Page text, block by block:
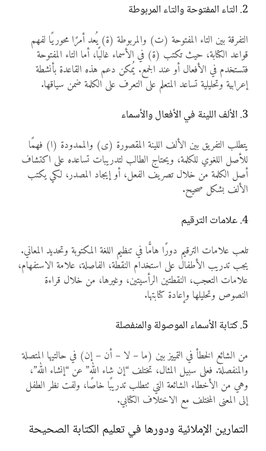
2. التاء المفتوحة والتاء المربوطة
التفرقة بين التاء المفتوحة (ت) والمربوطة (ة) يُعد أمرًا محوريًا لفهم
قواعد الكتابة، حيث تكتب (ة) في الأسماء غالبًا، أما التاء المفتوحة
فتستخدم في الأفعال أو عند الجمع. يُمكن دعم هذه القاعدة بأنشطة
إعرابية وتحليلية تساعد المتعلم على التعرف على الكلمة ضمن سياقها.
3. الألف اللينة في الأفعال والأسماء
يتطلب التفريق بين الألف اللينة المقصورة (ى) والممدودة (ا) فهمًا
للأصل اللغوي للكلمة، ويحتاج الطالب لتدريبات تساعده على اكتشاف
أصل الكلمة من خلال تصريف الفعل، أو إيجاد المصدر، لكي يكتب
الألف بشكل صحيح.
4. علامات الترقيم
تلعب علامات الترقيم دورًا هامًّا في تنظيم اللغة المكتوبة وتحديد المعاني.
يجب تدريب الأطفال على استخدام النقطة، الفاصلة، علامة الاستفهام،
علامات التعجب، النقطتين الرأسيتين، وغيرها، من خلال قراءة
النصوص وتحليلها وإعادة كتابتها.
5. كتابة الأسماء الموصولة والمنفصلة
من الشائع الخطأ في التمييز بين (ما – لا – أن – إن) في حالتيها المتصلة
والمنفصلة. فعلى سبيل المثال، تختلف “إن شاء الله” عن “إنشاء الله”،
وهي من الأخطاء الشائعة التي تتطلب تدريبًا خاصًا، ولفت نظر الطفل
إلى المعنى المختلف مع الاختلاف الكتابي.
التمارين الإملائية ودورها في تعليم الكتابة الصحيحة